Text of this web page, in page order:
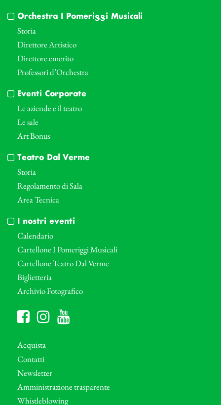
Orchestra I Pomeriggi Musicali
Storia
Direttore Artistico
Direttore emerito
Professori d’Orchestra
Eventi Corporate
Le aziende e il teatro
Le sale
Art Bonus
Teatro Dal Verme
Storia
Regolamento di Sala
Area Tecnica
I nostri eventi
Calendario
Cartellone I Pomeriggi Musicali
Cartellone Teatro Dal Verme
Biglietteria
Archivio Fotografico
Acquista
Contatti
Newsletter
Amministrazione trasparente
Whistleblowing